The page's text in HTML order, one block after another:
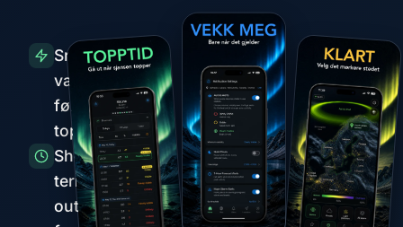
Smarte
varsler
før
topper
Short-
term
outlook